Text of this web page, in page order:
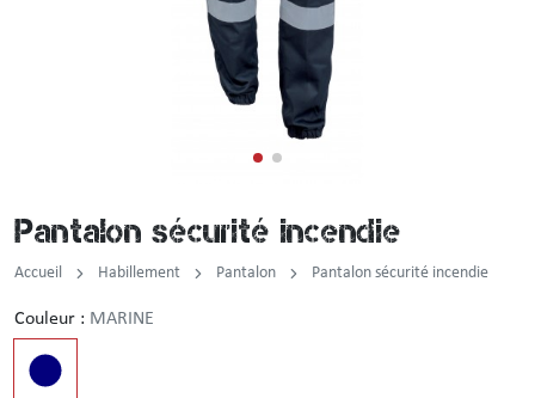
Pantalon sécurité incendie
Accueil Habillement Pantalon Pantalon sécurité incendie
Couleur : MARINE
Gilet
Brassard / Chèche / Guêtre